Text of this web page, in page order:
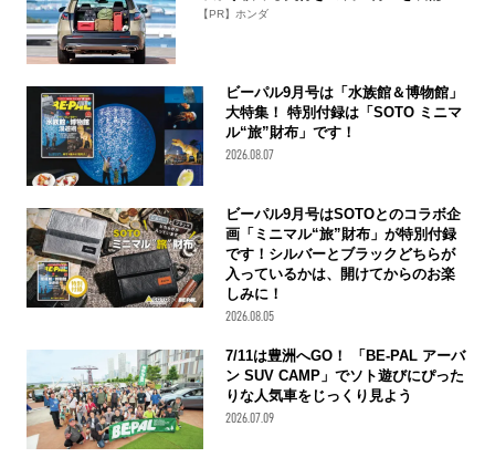
【PR】ホンダ
ビーパル9月号は「水族館＆博物館」
大特集！ 特別付録は「SOTO ミニマ
ル“旅”財布」です！
2026.08.07
ビーパル9月号はSOTOとのコラボ企
画「ミニマル“旅”財布」が特別付録
です！シルバーとブラックどちらが
入っているかは、開けてからのお楽
しみに！
2026.08.05
7/11は豊洲へGO！ 「BE-PAL アーバ
ン SUV CAMP」でソト遊びにぴった
りな人気車をじっくり見よう
2026.07.09